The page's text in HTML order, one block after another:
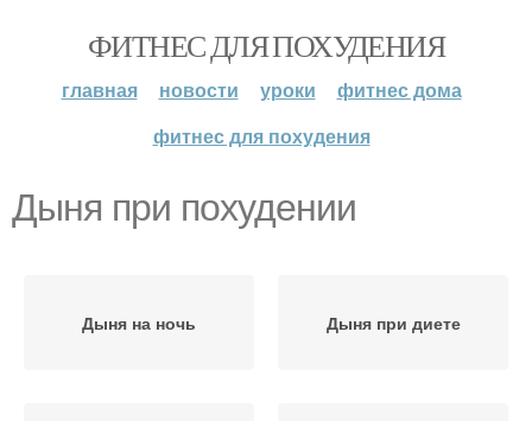
ФИТНЕС ДЛЯ ПОХУДЕНИЯ
главная новости уроки
фитнес дома
фитнес для похудения
Дыня при похудении
Дыня на ночь Дыня при диете